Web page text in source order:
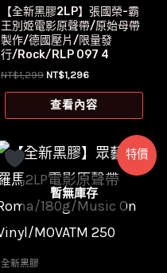
【全新黑膠2LP】張國榮-霸
王別姬電影原聲帶/原始母帶
製作/德國壓片/限量發
行/Rock/RLP 097 4
NT$1,299 原
價
格：
NT$1,296目
價
格：
查看內容
特價
暫無庫存
全新黑膠